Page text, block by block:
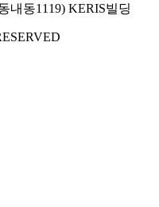
내동1119) KERIS빌딩